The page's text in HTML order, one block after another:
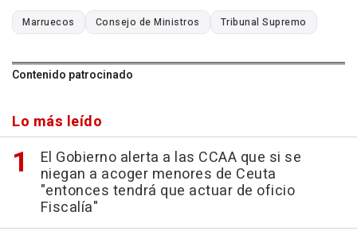
Marruecos Consejo de Ministros Tribunal Supremo
Contenido patrocinado
Lo más leído
El Gobierno alerta a las CCAA que si se
niegan a acoger menores de Ceuta
"entonces tendrá que actuar de oficio
Fiscalía"